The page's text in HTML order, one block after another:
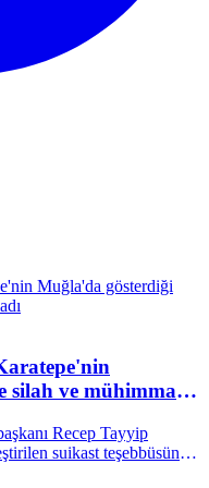
silah ve mühimmat
Recep Tayyip
suikast teşebbüsüne